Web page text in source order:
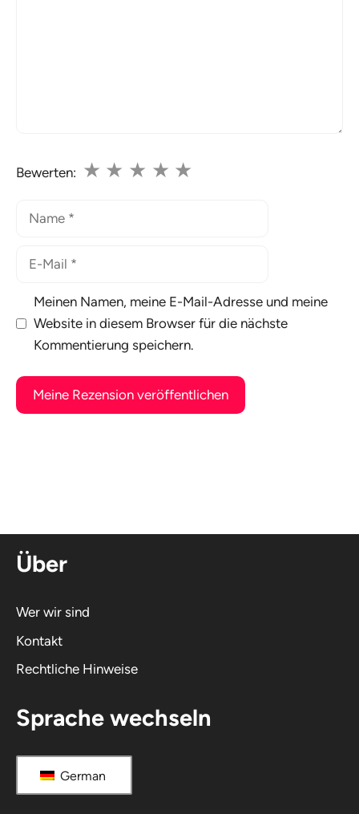
Bewerten: ★
★
★
★
★
Meinen Namen, meine E-Mail-Adresse und meine
Website in diesem Browser für die nächste
Kommentierung speichern.
i
e
:
Über
Wer wir sind
Kontakt
Rechtliche Hinweise
Sprache wechseln
German